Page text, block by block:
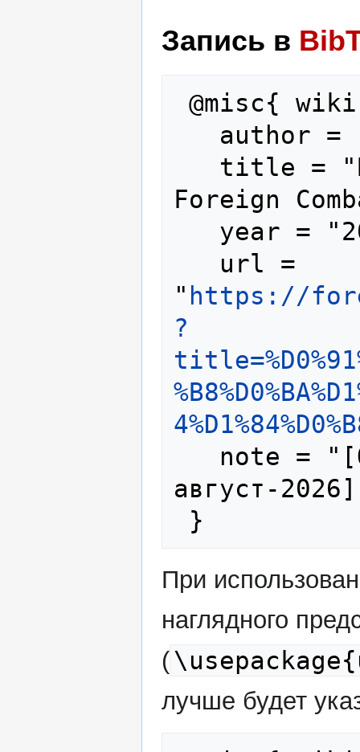
Запись в
Foreign
" https://
?
август-
При
наглядного
(
лучше будет